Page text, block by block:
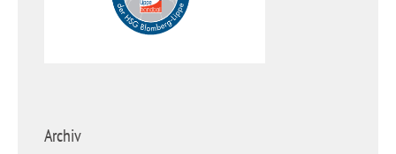
Archiv